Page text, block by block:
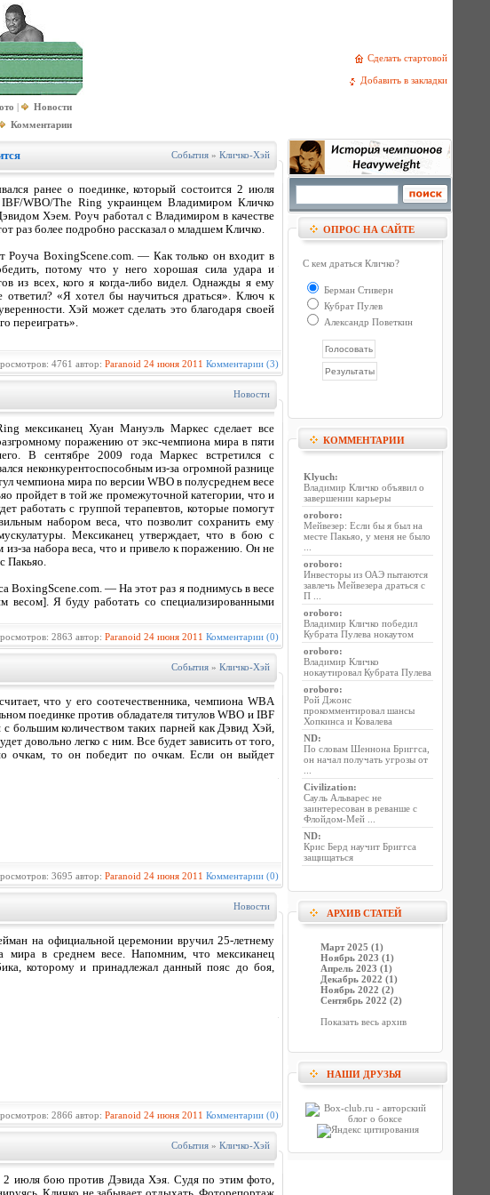
Сделать стартовой
Добавить в закладки
|
Новости
Комментарии
События » Кличко-Хэй
ранее о поединке, который состоится 2 июля
WBO/The Ring украинцем Владимиром Кличко
Хэем. Роуч работал с Владимиром в качестве
раз более подробно рассказал о младшем Кличко.
BoxingScene.com. — Как только он входит в
потому что у него хорошая сила удара и
из всех, кого я когда-либо видел. Однажды я ему
«Я хотел бы научиться драться». Ключ к
Хэй может сделать это благодаря своей
переиграть».
4761 автор: Paranoid 24 июня 2011 Комментарии (3)
Новости
мексиканец Хуан Мануэль Маркес сделает все
поражению от экс-чемпиона мира в пяти
В сентябре 2009 года Маркес встретился с
неконкурентоспособным из-за огромной разнице
чемпиона мира по версии WBO в полусреднем весе
пройдет в той же промежуточной категории, что и
работать с группой терапевтов, которые помогут
набором веса, что позволит сохранить ему
Мексиканец утверждает, что в бою с
за набора веса, что и привело к поражению. Он не
Пакьяо.
— На этот раз я поднимусь в весе
Я буду работать со специализированными
2863 автор: Paranoid 24 июня 2011 Комментарии (0)
События » Кличко-Хэй
что у его соотечественника, чемпиона WBA
поединке против обладателя титулов WBO и IBF
большим количеством таких парней как Дэвид Хэй,
довольно легко с ним. Все будет зависить от того,
очкам, то он победит по очкам. Если он выйдет
3695 автор: Paranoid 24 июня 2011 Комментарии (0)
Новости
на официальной церемонии вручил 25-летнему
мира в среднем весе. Напомним, что мексиканец
которому и принадлежал данный пояс до боя,
2866 автор: Paranoid 24 июня 2011 Комментарии (0)
События » Кличко-Хэй
2 июля бою против Дэвида Хэя. Судя по этим фото,
ОПРОС НА САЙТЕ
С кем драться Кличко?
Берман Стиверн
Кубрат Пулев
Александр Поветкин
КОММЕНТАРИИ
Klyuch:
Владимир Кличко объявил о
завершении карьеры
oroboro:
Мейвезер: Если бы я был на
месте Пакьяо, у меня не было
oroboro:
Инвесторы из ОАЭ пытаются
завлечь Мейвезера драться с
П ...
oroboro:
Владимир Кличко победил
Кубрата Пулева нокаутом
oroboro:
Владимир Кличко
нокаутировал Кубрата Пулева
oroboro:
Рой Джонс
прокомментировал шансы
Хопкинса и Ковалева
ND:
По словам Шеннона Бриггса,
он начал получать угрозы от
Civilization:
Сауль Альварес не
заинтересован в реванше с
Флойдом-Мей ...
ND:
Крис Берд научит Бриггса
защищаться
АРХИВ СТАТЕЙ
Март 2025 (1)
Ноябрь 2023 (1)
Апрель 2023 (1)
Декабрь 2022 (1)
Ноябрь 2022 (2)
Сентябрь 2022 (2)
Показать весь архив
НАШИ ДРУЗЬЯ